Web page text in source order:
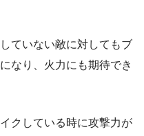
ていない敵に対してもブ
なり、火力にも期待でき
クしている時に攻撃力が